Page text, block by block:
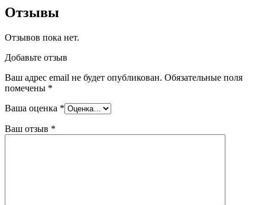
Отзывы
Отзывов пока нет.
Добавьте отзыв
Ваш адрес email не будет опубликован. Обязательные поля
помечены *
Ваша оценка *
Ваш отзыв *